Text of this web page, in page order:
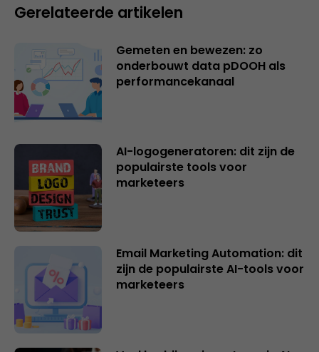
Gerelateerde artikelen
Gemeten en bewezen: zo
onderbouwt data pDOOH als
performancekanaal
AI-logogeneratoren: dit zijn de
populairste tools voor
marketeers
Email Marketing Automation: dit
zijn de populairste AI-tools voor
marketeers